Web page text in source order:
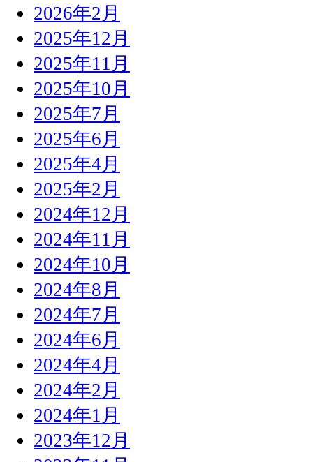
2026年2月
2025年12月
2025年11月
2025年10月
2025年7月
2025年6月
2025年4月
2025年2月
2024年12月
2024年11月
2024年10月
2024年8月
2024年7月
2024年6月
2024年4月
2024年2月
2024年1月
2023年12月